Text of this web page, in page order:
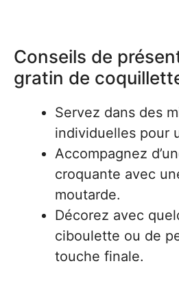
Conseils de
gratin de
Servez dans des
individuelles pour
Accompagnez
croquante avec
moutarde.
Décorez avec
ciboulette ou de
touche finale.